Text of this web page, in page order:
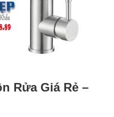
Rửa Giá Rẻ –